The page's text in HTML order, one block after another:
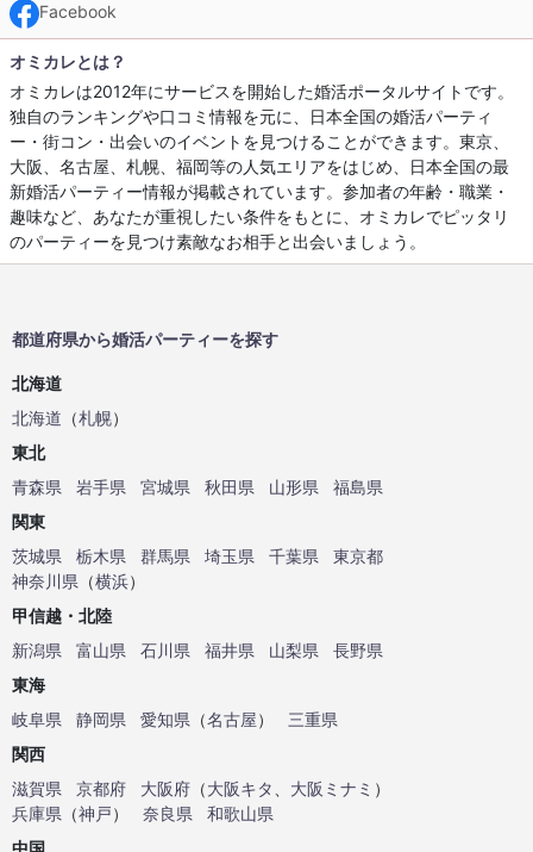
Facebook
オミカレとは？
オミカレは2012年にサービスを開始した婚活ポータルサイトです。
独自のランキングや口コミ情報を元に、日本全国の婚活パーティ
ー・街コン・出会いのイベントを見つけることができます。東京、
大阪、名古屋、札幌、福岡等の人気エリアをはじめ、日本全国の最
新婚活パーティー情報が掲載されています。参加者の年齢・職業・
趣味など、あなたが重視したい条件をもとに、オミカレでピッタリ
のパーティーを見つけ素敵なお相手と出会いましょう。
都道府県から婚活パーティーを探す
北海道
北海道 （札幌）
東北
青森県
岩手県 宮城県 秋田県 山形県
福島県
関東
茨城県
栃木県 群馬県 埼玉県 千葉県
東京都
神奈川県 （横浜）
甲信越・北陸
新潟県
富山県 石川県 福井県 山梨県
長野県
東海
岐阜県
静岡県 愛知県 （名古屋）
三重県
関西
滋賀県
京都府 大阪府 （大阪キタ 大阪ミナミ ）
兵庫県 （神戸） 奈良県
和歌山県